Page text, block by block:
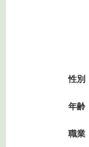
性別
年齢
職業